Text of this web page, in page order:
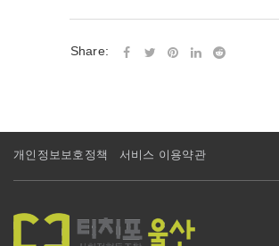
Share:
개인정보보호정책 서비스 이용약관